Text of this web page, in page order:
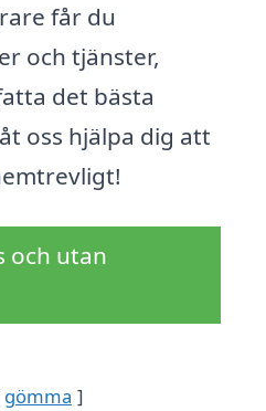
får du
och tjänster,
det bästa
oss hjälpa dig att
och utan
gömma